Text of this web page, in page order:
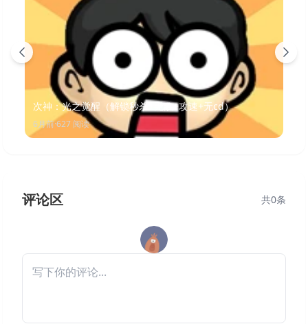
次神：光之觉醒（解锁秒杀+无敌+攻速+无cd）
6月前·627 阅读
评论区 共0条